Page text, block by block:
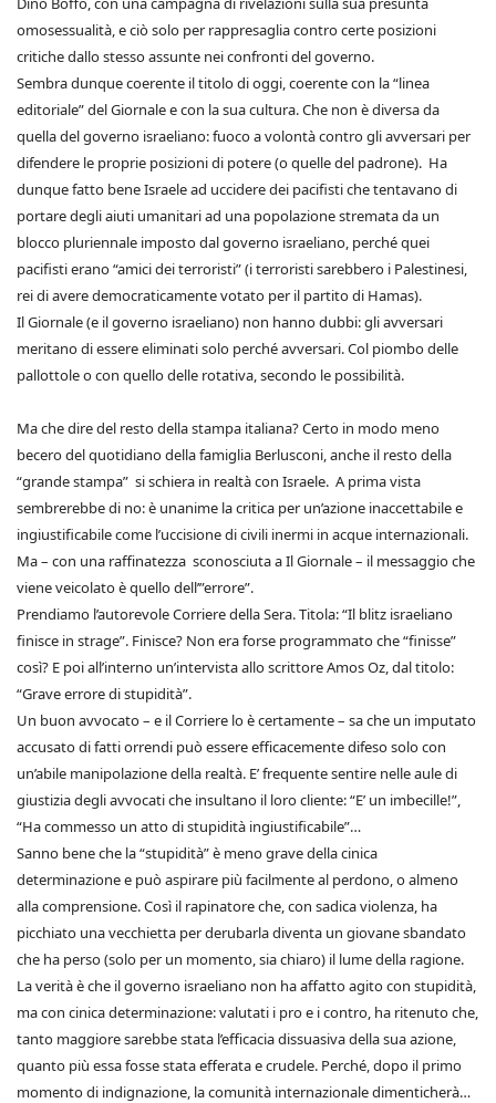
omosessualità, e ciò solo per rappresaglia contro certe posizioni
critiche dallo stesso assunte nei confronti del governo.
Sembra dunque coerente il titolo di oggi, coerente con la “linea
editoriale” del Giornale e con la sua cultura. Che non è diversa da
quella del governo israeliano: fuoco a volontà contro gli avversari per
difendere le proprie posizioni di potere (o quelle del padrone). Ha
dunque fatto bene Israele ad uccidere dei pacifisti che tentavano di
portare degli aiuti umanitari ad una popolazione stremata da un
blocco pluriennale imposto dal governo israeliano, perché quei
pacifisti erano “amici dei terroristi” (i terroristi sarebbero i Palestinesi,
rei di avere democraticamente votato per il partito di Hamas).
Il Giornale (e il governo israeliano) non hanno dubbi: gli avversari
meritano di essere eliminati solo perché avversari. Col piombo delle
pallottole o con quello delle rotativa, secondo le possibilità.
Ma che dire del resto della stampa italiana? Certo in modo meno
becero del quotidiano della famiglia Berlusconi, anche il resto della
“grande stampa” si schiera in realtà con Israele. A prima vista
sembrerebbe di no: è unanime la critica per un’azione inaccettabile e
ingiustificabile come l’uccisione di civili inermi in acque internazionali.
Ma – con una raffinatezza sconosciuta a Il Giornale – il messaggio che
viene veicolato è quello dell’”errore”.
Prendiamo l’autorevole Corriere della Sera. Titola: “Il blitz israeliano
finisce in strage”. Finisce? Non era forse programmato che “finisse”
così? E poi all’interno un’intervista allo scrittore Amos Oz, dal titolo:
“Grave errore di stupidità”.
Un buon avvocato – e il Corriere lo è certamente – sa che un imputato
accusato di fatti orrendi può essere efficacemente difeso solo con
un’abile manipolazione della realtà. E’ frequente sentire nelle aule di
giustizia degli avvocati che insultano il loro cliente: “E’ un imbecille!”,
“Ha commesso un atto di stupidità ingiustificabile”…
Sanno bene che la “stupidità” è meno grave della cinica
determinazione e può aspirare più facilmente al perdono, o almeno
alla comprensione. Così il rapinatore che, con sadica violenza, ha
picchiato una vecchietta per derubarla diventa un giovane sbandato
che ha perso (solo per un momento, sia chiaro) il lume della ragione.
La verità è che il governo israeliano non ha affatto agito con stupidità,
ma con cinica determinazione: valutati i pro e i contro, ha ritenuto che,
tanto maggiore sarebbe stata l’efficacia dissuasiva della sua azione,
quanto più essa fosse stata efferata e crudele. Perché, dopo il primo
momento di indignazione, la comunità internazionale dimenticherà…